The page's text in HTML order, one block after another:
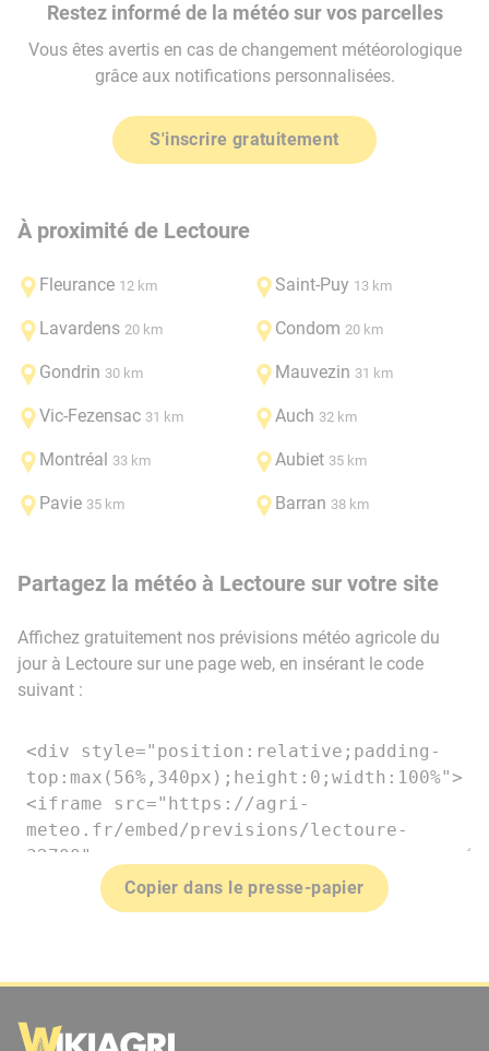
Restez informé de la météo sur vos parcelles
Vous êtes avertis en cas de changement météorologique
grâce aux notifications personnalisées.
S'inscrire gratuitement
À proximité de Lectoure
Fleurance 12 km Saint-Puy 13 km
Lavardens 20 km Condom 20 km
Gondrin 30 km Mauvezin 31 km
Vic-Fezensac 31 km Auch 32 km
Montréal 33 km Aubiet 35 km
Pavie 35 km Barran 38 km
Partagez la météo à Lectoure sur votre site
Affichez gratuitement nos prévisions météo agricole du
jour à Lectoure sur une page web, en insérant le code
suivant :
Copier dans le presse-papier